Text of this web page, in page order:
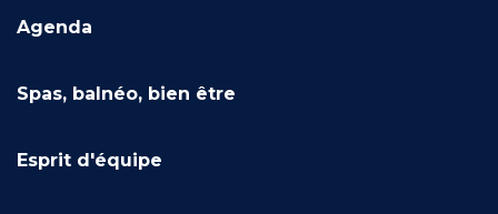
Agenda
Spas, balnéo, bien être
Esprit d'équipe